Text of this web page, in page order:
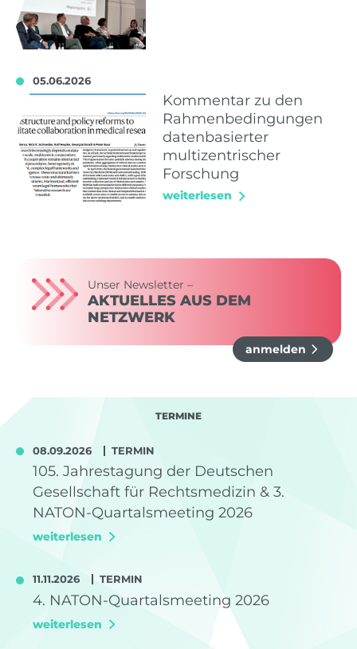
05.06.2026
Kommentar zu den
Rahmenbedingungen
datenbasierter
multizentrischer
Forschung
weiterlesen
Unser Newsletter –
AKTUELLES AUS DEM
NETZWERK
anmelden
TERMINE
08.09.2026 TERMIN
105. Jahrestagung der Deutschen
Gesellschaft für Rechtsmedizin & 3.
NATON-Quartalsmeeting 2026
weiterlesen
11.11.2026 TERMIN
4. NATON-Quartalsmeeting 2026
weiterlesen